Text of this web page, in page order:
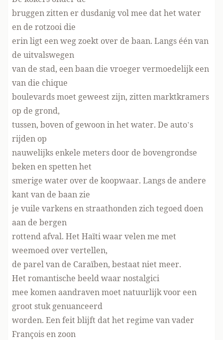
bruggen zitten er dusdanig vol mee dat het water
en de rotzooi die
erin ligt een weg zoekt over de baan. Langs één van
de uitvalswegen
van de stad, een baan die vroeger vermoedelijk een
van die chique
boulevards moet geweest zijn, zitten marktkramers
op de grond,
tussen, boven of gewoon in het water. De auto’s
rijden op
nauwelijks enkele meters door de bovengrondse
beken en spetten het
smerige water over de koopwaar. Langs de andere
kant van de baan zie
je vuile varkens en straathonden zich tegoed doen
aan de bergen
rottend afval. Het Haïti waar velen me met
weemoed over vertellen,
de parel van de Caraïben, bestaat niet meer.
Het romantische beeld waar nostalgici
mee komen aandraven moet natuurlijk voor een
groot stuk genuanceerd
worden. Een feit blijft dat het regime van vader
François en zoon